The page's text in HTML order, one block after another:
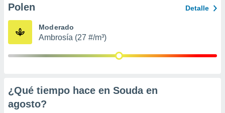
de
perfiles
Polen Detalle
Moderado
Ambrosía (27 #/m³)
¿Qué tiempo hace en Souda en
agosto?